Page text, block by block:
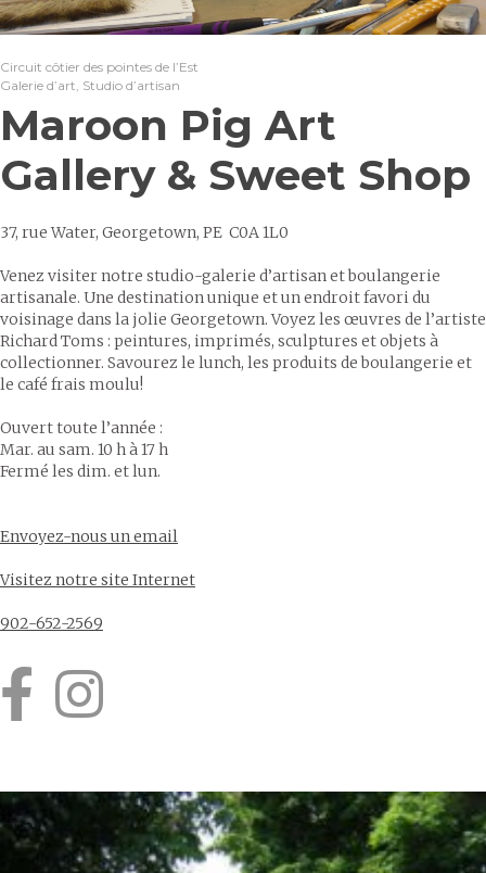
Circuit côtier des pointes de l’Est
Galerie d’art, Studio d’artisan
Maroon Pig Art
Gallery & Sweet Shop
37, rue Water, Georgetown, PE C0A 1L0
Venez visiter notre studio-galerie d’artisan et boulangerie
artisanale. Une destination unique et un endroit favori du
voisinage dans la jolie Georgetown. Voyez les œuvres de l’artiste
Richard Toms : peintures, imprimés, sculptures et objets à
collectionner. Savourez le lunch, les produits de boulangerie et
le café frais moulu!
Ouvert toute l’année :
Mar. au sam. 10 h à 17 h
Fermé les dim. et lun.
Envoyez-nous un email
Visitez notre site Internet
902-652-2569